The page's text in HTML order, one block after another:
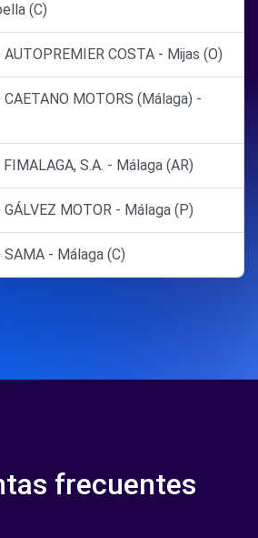
(C)
COSTA - Mijas (O)
MOTORS (Málaga) -
S.A. - Málaga (AR)
MOTOR - Málaga (P)
- Málaga (C)
frecuentes